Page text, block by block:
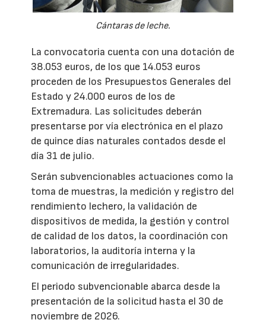
Cántaras de leche.
La convocatoria cuenta con una dotación de
38.053 euros, de los que 14.053 euros
proceden de los Presupuestos Generales del
Estado y 24.000 euros de los de
Extremadura. Las solicitudes deberán
presentarse por vía electrónica en el plazo
de quince días naturales contados desde el
día 31 de julio.
Serán subvencionables actuaciones como la
toma de muestras, la medición y registro del
rendimiento lechero, la validación de
dispositivos de medida, la gestión y control
de calidad de los datos, la coordinación con
laboratorios, la auditoría interna y la
comunicación de irregularidades.
El periodo subvencionable abarca desde la
presentación de la solicitud hasta el 30 de
noviembre de 2026.